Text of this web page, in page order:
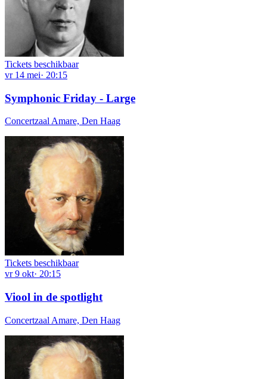
Tickets beschikbaar
vr 14 mei· 20:15
Symphonic Friday - Large
Concertzaal Amare, Den Haag
Tickets beschikbaar
vr 9 okt· 20:15
Viool in de spotlight
Concertzaal Amare, Den Haag